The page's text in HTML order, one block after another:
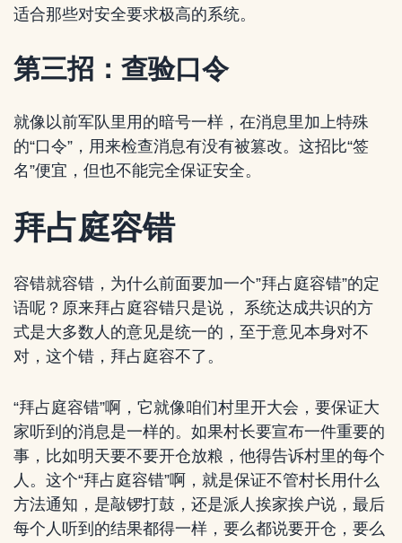
适合那些对安全要求极高的系统。
第三招：查验口令
就像以前军队里用的暗号一样，在消息里加上特殊
的“口令”，用来检查消息有没有被篡改。这招比“签
名”便宜，但也不能完全保证安全。
拜占庭容错
容错就容错，为什么前面要加一个”拜占庭容错”的定
语呢？原来拜占庭容错只是说， 系统达成共识的方
式是大多数人的意见是统一的，至于意见本身对不
对，这个错，拜占庭容不了。
“拜占庭容错”啊，它就像咱们村里开大会，要保证大
家听到的消息是一样的。如果村长要宣布一件重要的
事，比如明天要不要开仓放粮，他得告诉村里的每个
人。这个“拜占庭容错”啊，就是保证不管村长用什么
方法通知，是敲锣打鼓，还是派人挨家挨户说，最后
每个人听到的结果都得一样，要么都说要开仓，要么